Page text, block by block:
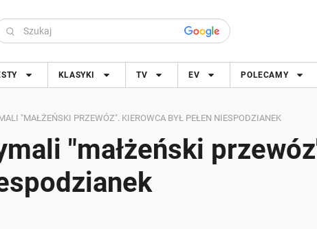
KLASYKI TV EV POLECAMY
"MAŁŻEŃSKI PRZEWÓZ". KIEROWCA BYŁ PEŁEN NIESPODZIANEK
"małżeński